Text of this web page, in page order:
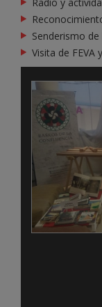
Senderismo de
Visita de FEVA